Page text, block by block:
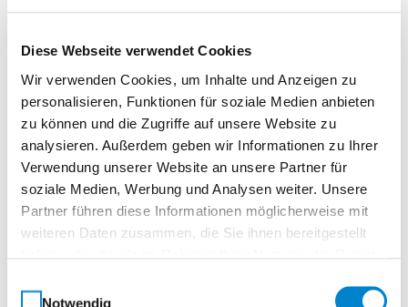
Diese Webseite verwendet Cookies
Wir verwenden Cookies, um Inhalte und Anzeigen zu
personalisieren, Funktionen für soziale Medien anbieten
zu können und die Zugriffe auf unsere Website zu
analysieren. Außerdem geben wir Informationen zu Ihrer
Verwendung unserer Website an unsere Partner für
soziale Medien, Werbung und Analysen weiter. Unsere
Partner führen diese Informationen möglicherweise mit
weiteren Daten zusammen, die Sie ihnen bereitgestellt
Notwendig
Seminarnummer
410-26-1412-1
Datum
29.04.2026
Zeit
06:00–15:00 Uhr
Ort
Seminarzentrum Hamburg